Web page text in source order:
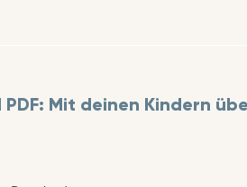
Mit deinen Kindern